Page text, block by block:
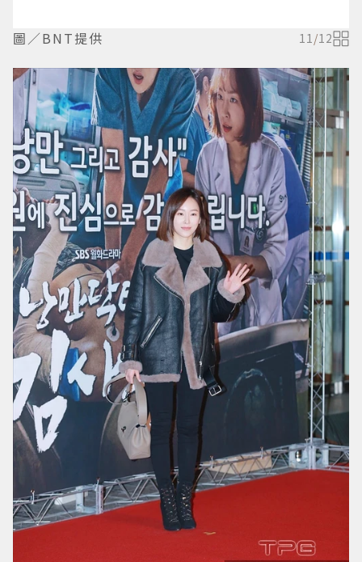
圖／BNT提供 11/12